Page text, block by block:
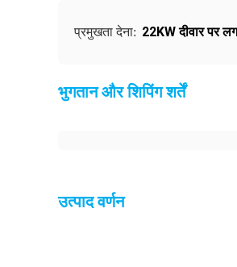
प्रमुखता देना: 22KW दीवार पर
भुगतान और शिपिंग शर्तें
उत्पाद वर्णन